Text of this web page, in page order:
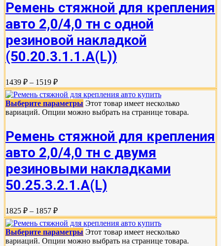
Ремень стяжной для крепления
авто 2,0/4,0 тн с одной
резиновой накладкой
(50.20.3.1.1.А(L))
1439 ₽ – 1519 ₽
Выберите параметры Этот товар имеет несколько
вариаций. Опции можно выбрать на странице товара.
Ремень стяжной для крепления
авто 2,0/4,0 тн с двумя
резиновыми накладками
50.25.3.2.1.А(L)
1825 ₽ – 1857 ₽
Выберите параметры Этот товар имеет несколько
вариаций. Опции можно выбрать на странице товара.